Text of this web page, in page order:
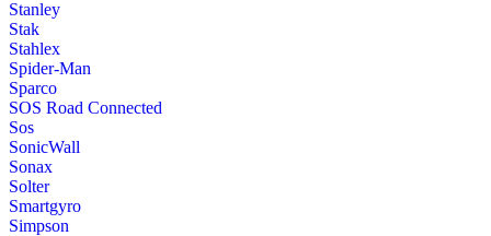
Stanley
Stak
Stahlex
Spider-Man
Sparco
SOS Road Connected
Sos
SonicWall
Sonax
Solter
Smartgyro
Simpson